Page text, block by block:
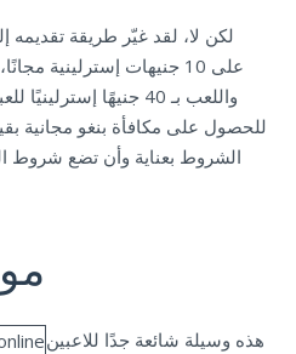
لكن لا، لقد غيّر طريقة تقديمه
واللعب بـ 40 جنيهًا
الشروط بعناية وأن تضع شروط
هذه وسيلة شائعة جدًا للاعبين